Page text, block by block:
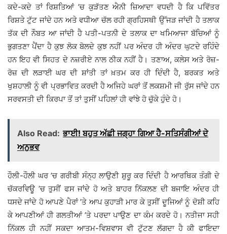
ਕਦੇ-ਕਦੇ ਤਾਂ ਰਿਸ਼ਤਿਆਂ ’ਚ ਕੁੜੱਤਣ ਐਨੀ ਜ਼ਿਆਦਾ ਵਧਦੀ ਹੈ ਕਿ ਪਵਿੱਤਰ
ਰਿਸ਼ਤੇ ਟੁੱਟ ਜਾਂਦੇ ਹਨ ਅਤੇ ਵਧੀਆ ਚੱਲ ਰਹੀ ਗ੍ਰਹਿਸਥੀ ਉੱਜੜ ਜਾਂਦੀ ਹੈ ਤਲਾਕ
ਤੱਕ ਦੀ ਨੌਬਤ ਆ ਜਾਂਦੀ ਹੈ ਪਤੀ-ਪਤਨੀ ਦੇ ਤਲਾਕ ਦਾ ਖਮਿਆਜਾ ਬੱਚਿਆਂ ਨੂੰ
ਭੁਗਤਣਾ ਪੈਂਦਾ ਹੈ ਕੁਝ ਲੋਕ ਬੋਲਦੇ ਕੁਝ ਨਹੀਂ ਪਰ ਅੰਦਰ ਹੀ ਅੰਦਰ ਘੁਟਦੇ ਰਹਿੰਦੇ
ਹਨ ਇਹ ਵੀ ਸਿਹਤ ਦੇ ਨਜ਼ਰੀਏ ਨਾਲ ਠੀਕ ਨਹੀਂ ਹੈ। ਤਣਾਅ, ਕਲੇਸ ਅਤੇ ਰੋਜ਼-
ਰੋਜ਼ ਦੀ ਲੜਾਈ ਘਰ ਦੀ ਸ਼ਾਂਤੀ ਤਾਂ ਖ਼ਤਮ ਕਰ ਹੀ ਦਿੰਦੀ ਹੈ, ਬਰਕਤ ਅਤੇ
ਖੁਸ਼ਹਾਲੀ ਨੂੰ ਵੀ ਪ੍ਰਭਾਵਿਤ ਕਰਦੀ ਹੈ ਅਜਿਹੇ ਘਰਾਂ ਤੋਂ ਲਕਸ਼ਮੀ ਜੀ ਰੁੱਸ ਜਾਂਦੇ ਹਨ
ਸਰਵਸਤੀ ਦੀ ਕਿਰਪਾ ਤੋਂ ਤਾਂ ਤੁਸੀਂ ਪਹਿਲਾਂ ਹੀ ਵਾਂਝੇ ਹੋ ਚੁੱਕੇ ਹੁੰਦੇ ਹੋ।
Also Read: ਭਾਈ! ਬਹੁਤ ਅੱਛੀ ਜਗ੍ਹਾ ਗਿਆ ਹੈ-ਸਤਿਸੰਗੀਆਂ ਦੇ
ਅਨੁਭਵ
ਹੌਲੀ-ਹੌਲੀ ਘਰ ’ਚ ਗਰੀਬੀ ਸੰਨ੍ਹ ਲਾਉਣੀ ਸ਼ੁਰੂ ਕਰ ਦਿੰਦੀ ਹੈ ਆਰਥਿਕ ਤੰਗੀ ਦੇ
ਚੱਕਰਵਿਊ ’ਚ ਤੁਸੀਂ ਫਸ ਜਾਂਦੇ ਹੋ ਅਤੇ ਬਾਹਰ ਨਿੱਕਲਣ ਦੀ ਬਜਾਇ ਅੰਦਰ ਹੀ
ਧਸਦੇ ਜਾਂਦੇ ਹੋ ਆਪਣੇ ਪੈਰਾਂ ’ਤੇ ਆਪ ਕੁਹਾੜੀ ਮਾਰ ਕੇ ਤੁਸੀਂ ਦੂਜਿਆਂ ਨੂੰ ਦੋਸ਼ੀ ਕਹਿ
ਕੇ ਆਪਣੀਆਂ ਹੀ ਗਲਤੀਆਂ ’ਤੇ ਪਰਦਾ ਪਾਉਣ ਦਾ ਕੰਮ ਕਰਦੇ ਹੋ। ਨਤੀਜਾ ਸਹੀ
ਨਿੱਕਲ ਹੀ ਨਹੀਂ ਸਕਦਾ ਆਤਮ-ਵਿਸ਼ਵਾਸ ਵੀ ਟੁੱਟਣ ਲੱਗਦਾ ਹੈ ਕੀ ਫਾਇਦਾ